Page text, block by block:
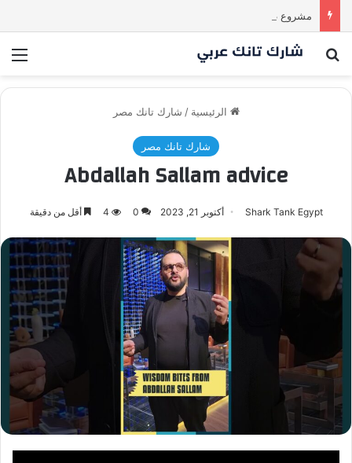
بحث عن
الرئيسية / شارك تانك مصر
شارك تانك مصر
Abdallah Sallam advice
Shark Tank Egypt أكتوبر 21, 2023 0
4 أقل من دقيقة